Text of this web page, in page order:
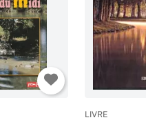
LIVRE